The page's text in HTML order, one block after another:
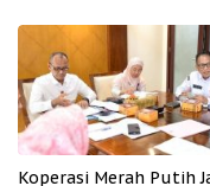
Koperasi Merah Putih